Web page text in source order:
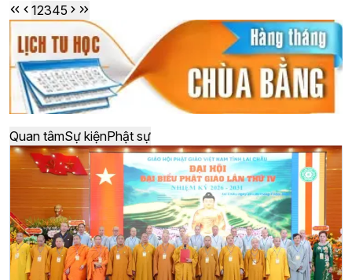
12345
Quan tâmSự kiệnPhật sự